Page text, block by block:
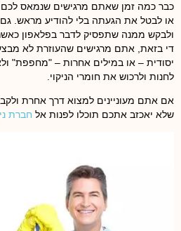
כבר כמה זמן שאתם מרגישים שנמאס לכם
או לבטל את הגעתה בלי להודיע מראש.
ולבקש ממנה שתפסיק לדבר בפלאפון
די בזאת, אתם מרגישים שהעוזרת לא
יסודית – או במילים אחרות – "מחפפת"
לחנות ולרכוש את חומרי הניקוי.
אם אתם מעוניינים למצוא דרך אחרת
שלא יאכזב אתכם תוכלו לפנות אל חברת